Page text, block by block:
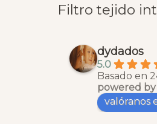
Filtro tejido
dydados
5.0
Basado en
powered by
valóranos